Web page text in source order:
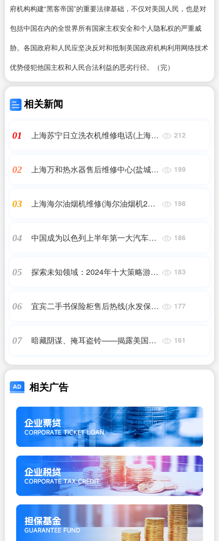
府机构构建“黑客帝国”的重要法律基础，不仅对美国人民，也是对
包括中国在内的全世界所有国家主权安全和个人隐私权的严重威
胁。各国政府和人民应坚决反对和抵制美国政府机构利用网络技术
优势侵犯他国主权和人民合法利益的恶劣行径。（完）
相关新闻
01
上海苏宁日立洗衣机维修电话(上海日
212
02
上海万和热水器售后维修中心(盐城万
199
03
上海海尔油烟机维修(海尔油烟机24
198
04
中国成为以色列上半年第一大汽车供
186
05
探索未知领域：2024年十大策略游戏
183
06
宜宾二手书保险柜售后热线(永发保险
177
07
暗藏阴谋、掩耳盗铃——揭露美国政
161
相关广告